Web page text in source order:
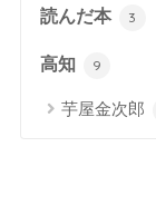
読んだ本 3
高知 9
芋屋金次郎